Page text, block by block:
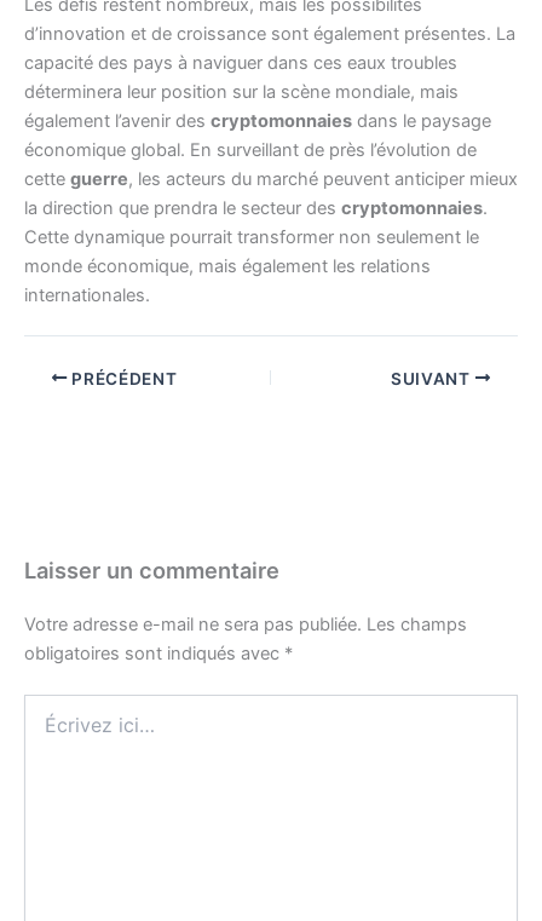
d’innovation et de croissance sont également présentes. La
capacité des pays à naviguer dans ces eaux troubles
déterminera leur position sur la scène mondiale, mais
également l’avenir des cryptomonnaies dans le paysage
économique global. En surveillant de près l’évolution de
cette guerre, les acteurs du marché peuvent anticiper mieux
la direction que prendra le secteur des cryptomonnaies.
Cette dynamique pourrait transformer non seulement le
monde économique, mais également les relations
internationales.
PRÉCÉDENT SUIVANT
Laisser un commentaire
Votre adresse e-mail ne sera pas publiée. Les champs
obligatoires sont indiqués avec *
ici…